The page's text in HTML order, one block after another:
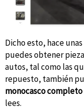
Dicho esto, hace
puedes obtener
autos, tal como las
repuesto, también
monocasco completo
lees.